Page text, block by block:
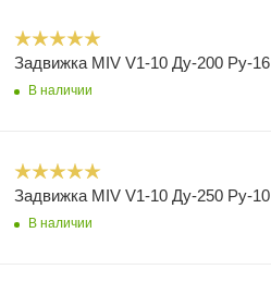
Задвижка MIV V1-10 Ду-200 Ру-16
В наличии
Задвижка MIV V1-10 Ду-250 Ру-10
В наличии